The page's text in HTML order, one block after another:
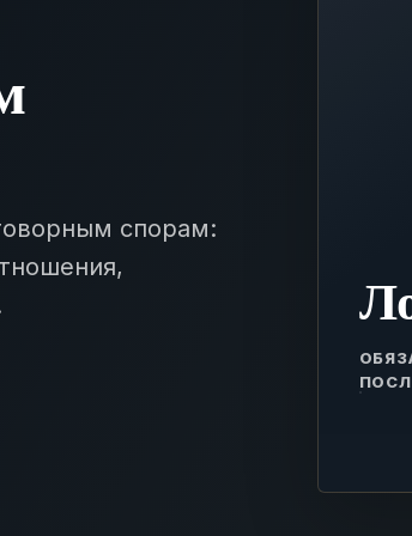
спорам: